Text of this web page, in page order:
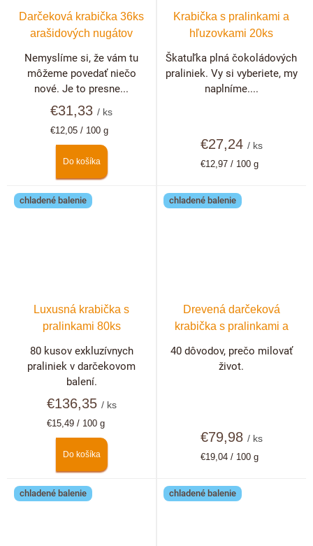
Darčeková krabička 36ks
arašidových nugátov
€31,33/ ks
Jednotková
€12,05 / 100 g
Do košíka
Nemyslíme si, že vám tu
môžeme povedať niečo
nové. Je to presne...
Krabička s pralinkami a
hľuzovkami 20ks
€27,24 / ks
Jednotková
€12,97 / 100 g
Škatuľka plná čokoládových
praliniek. Vy si vyberiete, my
naplníme....
chladené balenie
Luxusná krabička s
pralinkami 80ks
€136,35 / ks
Jednotková
€15,49 / 100 g
Do košíka
80 kusov exkluzívnych
praliniek v darčekovom
balení.
chladené balenie
Drevená darčeková
krabička s pralinkami a
hľuzovkami 40 ks +
možnosť personalizácie
€79,98 / ks
Jednotková
€19,04 / 100 g
40 dôvodov, prečo milovať
život.
chladené balenie chladené balenie